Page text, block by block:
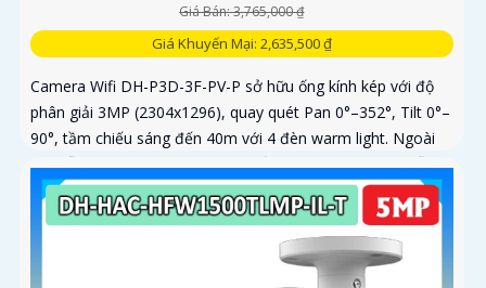
Giá Bán: 3,765,000 ₫
Giá Khuyến Mại: 2,635,500 ₫
Camera Wifi DH-P3D-3F-PV-P sở hữu ống kính kép với độ
phân giải 3MP (2304x1296), quay quét Pan 0°–352°, Tilt 0°–
90°, tầm chiếu sáng đến 40m với 4 đèn warm light. Ngoài
ra, mẫu camera này còn đạt chuẩn chống nước IP66, hỗ trợ
thẻ nhớ tối đa 256GB, kết nối Wi-Fi 2